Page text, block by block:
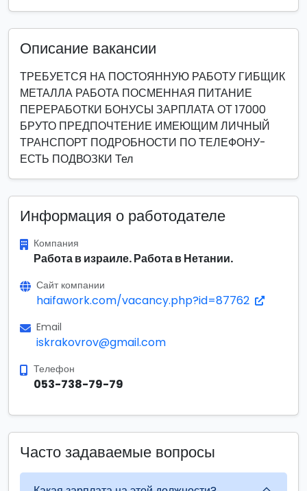
Описание вакансии
ТРЕБУЕТСЯ НА ПОСТОЯННУЮ РАБОТУ ГИБЩИК
МЕТАЛЛА РАБОТА ПОСМЕННАЯ ПИТАНИЕ
ПЕРЕРАБОТКИ БОНУСЫ ЗАРПЛАТА ОТ 17000
БРУТО ПРЕДПОЧТЕНИЕ ИМЕЮЩИМ ЛИЧНЫЙ
ТРАНСПОРТ ПОДРОБНОСТИ ПО ТЕЛЕФОНУ-
ЕСТЬ ПОДВОЗКИ Тел
Информация о работодателе
Компания
Работа в израиле. Работа в Нетании.
Сайт компании
haifawork.com/vacancy.php?id=87762
Email
iskrakovrov@gmail.com
Телефон
053-738-79-79
Часто задаваемые вопросы